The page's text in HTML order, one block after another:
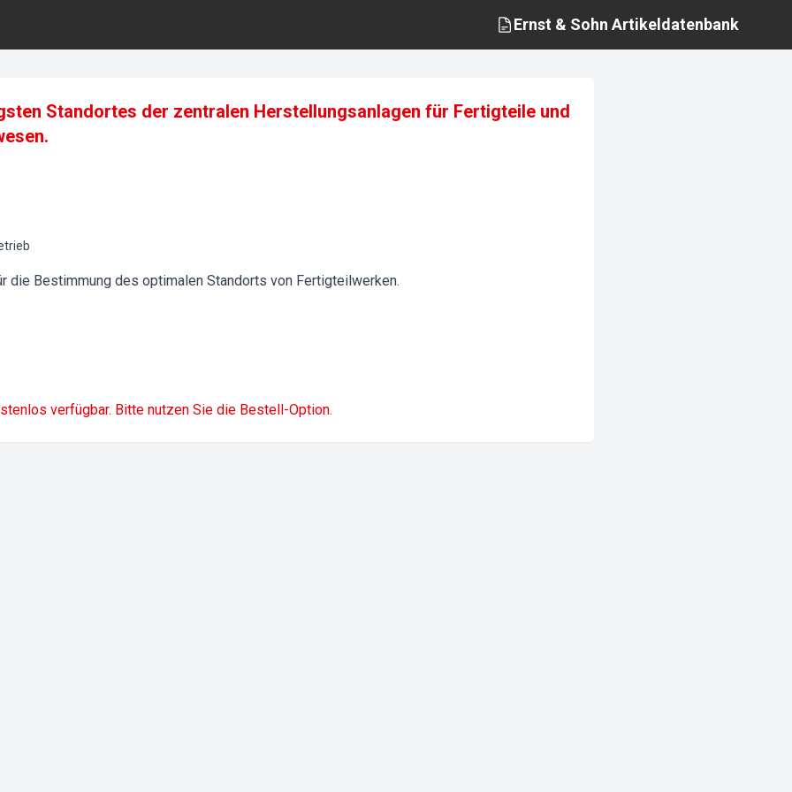
Ernst & Sohn Artikeldatenbank
Standortes der zentralen Herstellungsanlagen für Fertigteile und
die Bestimmung des optimalen Standorts von Fertigteilwerken.
verfügbar. Bitte nutzen Sie die Bestell-Option.